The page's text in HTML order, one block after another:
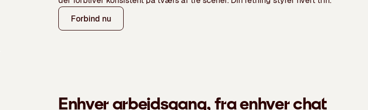
Forbind nu
Enhver arbejdsgang, fra enhver chat